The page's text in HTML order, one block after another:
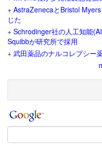
+ AstraZenecaとBristol
じた
+ Schrodinger社の人工知能
Squibbが研究所で採用
+ 武田薬品のナルコレプシー